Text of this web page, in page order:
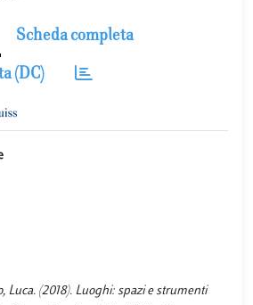
Scheda completa
(DC)
Luca. (2018). Luoghi: spazi e strumenti